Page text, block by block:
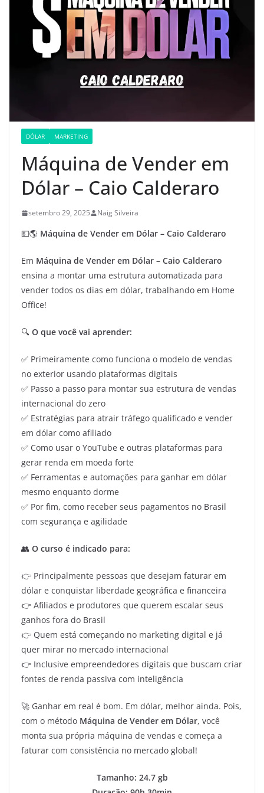
DÓLAR MARKETING
Máquina de Vender em
Dólar – Caio Calderaro
setembro 29, 2025 Naig Silveira
💵🌎 Máquina de Vender em Dólar – Caio Calderaro
Em Máquina de Vender em Dólar – Caio Calderaro
ensina a montar uma estrutura automatizada para
vender todos os dias em dólar, trabalhando em Home
Office!
🔍 O que você vai aprender:
✅ Primeiramente como funciona o modelo de vendas
no exterior usando plataformas digitais
✅ Passo a passo para montar sua estrutura de vendas
internacional do zero
✅ Estratégias para atrair tráfego qualificado e vender
em dólar como afiliado
✅ Como usar o YouTube e outras plataformas para
gerar renda em moeda forte
✅ Ferramentas e automações para ganhar em dólar
mesmo enquanto dorme
✅ Por fim, como receber seus pagamentos no Brasil
com segurança e agilidade
👥 O curso é indicado para:
👉 Principalmente pessoas que desejam faturar em
dólar e conquistar liberdade geográfica e financeira
👉 Afiliados e produtores que querem escalar seus
ganhos fora do Brasil
👉 Quem está começando no marketing digital e já
quer mirar no mercado internacional
👉 Inclusive empreendedores digitais que buscam criar
fontes de renda passiva com inteligência
🚀 Ganhar em real é bom. Em dólar, melhor ainda. Pois,
com o método Máquina de Vender em Dólar, você
monta sua própria máquina de vendas e começa a
faturar com consistência no mercado global!
Tamanho: 24.7 gb